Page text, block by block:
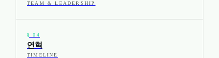
TEAM & LEADERSHIP
§04
연혁
TIMELINE